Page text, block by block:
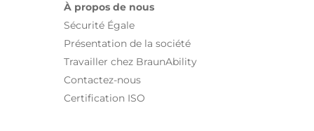
À propos de nous
Sécurité Égale
Présentation de la société
Travailler chez BraunAbility
Contactez-nous
Certification ISO